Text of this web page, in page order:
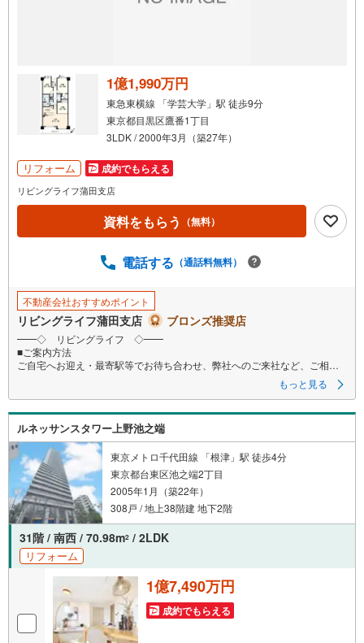
1億1,990万円
東急東横線 「学芸大学」駅 徒歩9分
東京都目黒区鷹番1丁目
3LDK / 2000年3月（築27年）
リフォーム 成約でもらえる
リビングライフ蒲田支店
資料をもらう （無料）
電話する （通話料無料）
不動産会社おすすめポイント
リビングライフ蒲田支店 ブロンズ推奨店
━━◇ リビングライフ ◇━━
■ご案内方法
ご自宅へお迎え・最寄駅等でお待ち合わせ、弊社へのご来社など、ご相談
くださいませ。ご希望があれば周辺環境、お客様の希望に合わせた物件な
■ご予約方法
事前に鍵の手配が必要な場合がありますので、お早目にご連絡をいただけ
ると、ご案内がスムーズです。
■資金のご相談もお気軽にどうぞ！
ライフプラン作成や住宅ローンはどこの銀行がいい？適切な借入額は？な
どご質問にもFPがしっかりとお答えいたします
■キッズスペースもご用意
お子様が退屈しないよう、DVD、おもちゃ、絵本などキッズスペースも充
実させておりますので、ご安心下さい
■お客様駐車場をご用意しております
詳しくはスタッフよりお伝えさせて頂きます
弊社が会員様のみにご提供する先行公開物件も多数ご提案いたします。ホ
ームページにて会員登録ください
もっと見る
ルネッサンスタワー上野池之端
東京メトロ千代田線 「根津」駅 徒歩4分
東京都台東区池之端2丁目
2005年1月（築22年）
308戸 / 地上38階建 地下2階
31階 / 南西 / 70.98m2 / 2LDK
リフォーム
1億7,490万円
成約でもらえる